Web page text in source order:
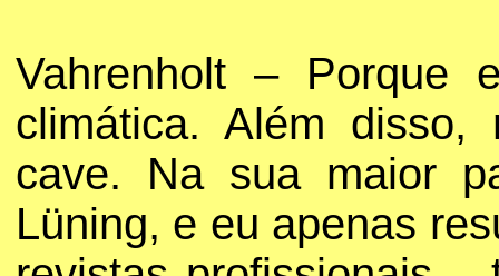
Vahrenholt – Porque
climática. Além disso,
cave. Na sua maior
Lüning, e eu apenas